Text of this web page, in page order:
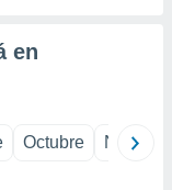
en
Octubre